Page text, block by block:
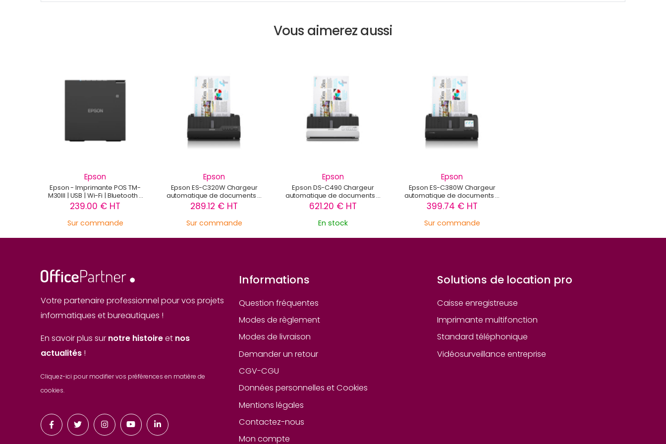
Vous aimerez aussi
Epson
Epson - Imprimante POS TM-
M30III | USB | Wi-Fi | Bluetooth -
C31CK50152
239.00 € HT
Sur commande
Epson
Epson ES-C320W Chargeur
automatique de documents +
Scanner à feuille 600 x 600 DPI
A4 - B11B270401
289.12 € HT
Sur commande
Epson
Epson DS-C490 Chargeur
automatique de documents +
Scanner à feuille 600 x 600 DPI
A4 - B11B271401
621.20 € HT
En stock
Epson
Epson ES-C380W Chargeur
automatique de documents +
Scanner à feuille 600 x 600 DPI
A4 Noir
399.74 € HT
Sur commande
Votre partenaire professionnel pour vos projets
informatiques et bureautiques !
En savoir plus sur notre histoireet nos
actualités !
Cliquez-ici pour modifier vos préférences en matière de
cookies.
Informations
Question fréquentes
Modes de règlement
Modes de livraison
Demander un retour
CGV-CGU
Données personnelles et Cookies
Mentions légales
Contactez-nous
Mon compte
Solutions de location pro
Caisse enregistreuse
Imprimante multifonction
Standard téléphonique
Vidéosurveillance entreprise